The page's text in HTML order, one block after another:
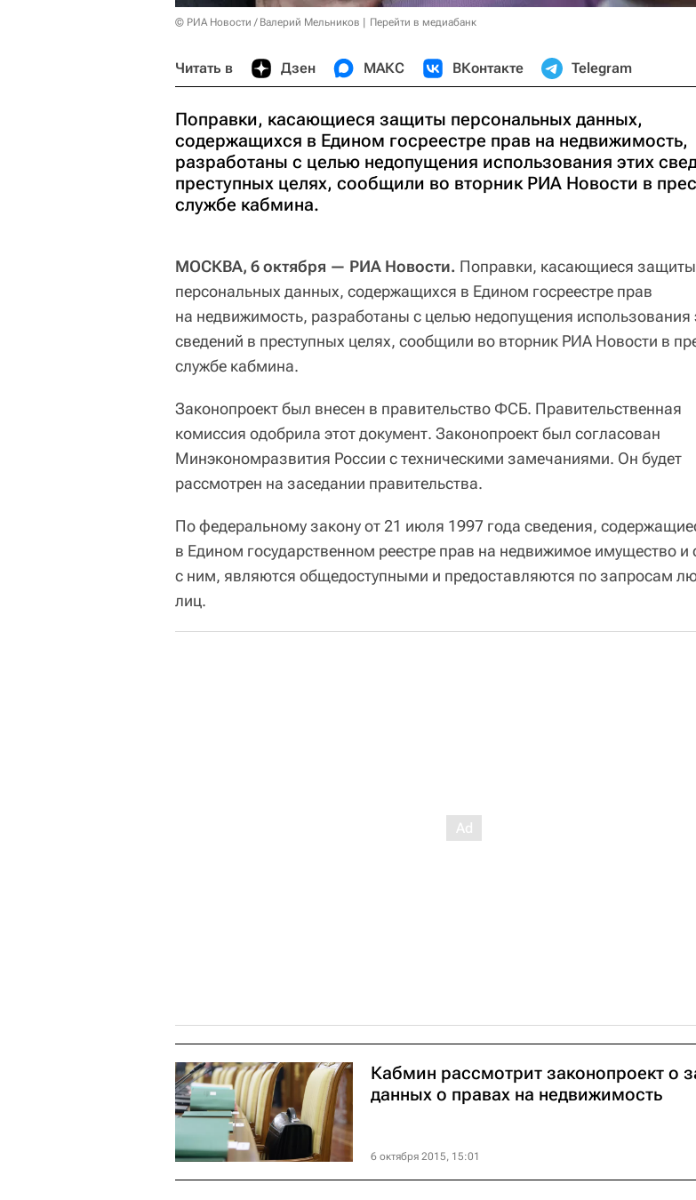
© РИА Новости / Валерий Мельников Перейти в медиабанк
Читать в Дзен МАКС ВКонтакте Telegram
Поправки, касающиеся защиты персональных данных,
содержащихся в Едином госреестре прав на недвижимость,
разработаны с целью недопущения использования этих
преступных целях, сообщили во вторник РИА Новости в
службе кабмина.
МОСКВА, 6 октября — РИА Новости. Поправки, касающиеся защиты
персональных данных, содержащихся в Едином госреестре прав
на недвижимость, разработаны с целью недопущения использования
сведений в преступных целях, сообщили во вторник РИА Новости в
службе кабмина.
Законопроект был внесен в правительство ФСБ. Правительственная
комиссия одобрила этот документ. Законопроект был согласован
Минэкономразвития России с техническими замечаниями. Он будет
рассмотрен на заседании правительства.
По федеральному закону от 21 июля 1997 года сведения,
в Едином государственном реестре прав на недвижимое имущество и
с ним, являются общедоступными и предоставляются по запросам
лиц.
Кабмин рассмотрит законопроект о
данных о правах на недвижимость
6 октября 2015, 15:01